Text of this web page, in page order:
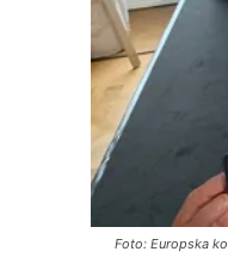
Foto: Europska